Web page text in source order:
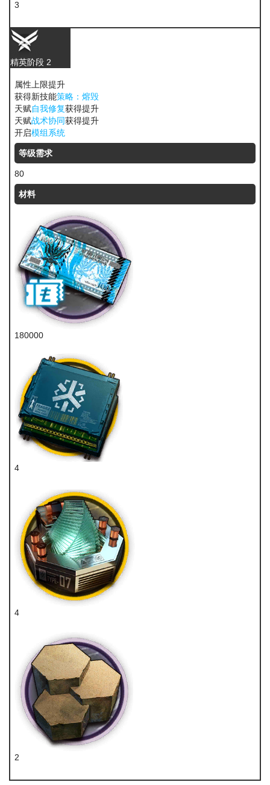
3
精英阶段 2
属性上限提升
获得新技能策略：熔毁
天赋自我修复获得提升
天赋战术协同获得提升
开启模组系统
等级需求
80
材料
180000
4
4
2